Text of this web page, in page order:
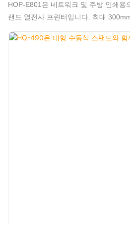
HOP-E801은 네트워크 및 주방 인쇄용
랜드 열전사 프린터입니다. 최대
공하며, 뛰어난 방수, 방유, 방진 구조